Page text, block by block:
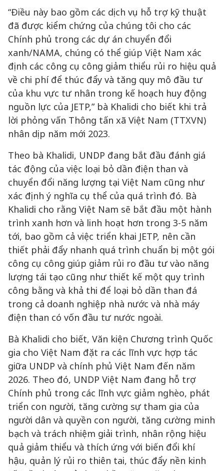
“Điều này bao gồm các dịch vụ hỗ trợ kỹ thuật
đã được kiểm chứng của chúng tôi cho các
Chính phủ trong các dự án chuyển đổi
xanh/NAMA, chúng có thể giúp Việt Nam xác
định các công cụ công giảm thiểu rủi ro hiệu quả
về chi phí để thúc đẩy và tăng quy mô đầu tư
của khu vực tư nhân trong kế hoạch huy động
nguồn lực của JETP,” bà Khalidi cho biết khi trả
lời phỏng vấn Thông tấn xã Việt Nam (TTXVN)
nhân dịp năm mới 2023.
Theo bà Khalidi, UNDP đang bắt đầu đánh giá
tác động của việc loại bỏ dần điện than và
chuyển đổi năng lượng tại Việt Nam cũng như
xác định ý nghĩa cụ thể của quá trình đó. Bà
Khalidi cho rằng Việt Nam sẽ bắt đầu một hành
trình xanh hơn và linh hoạt hơn trong 3-5 năm
tới, bao gồm cả việc triển khai JETP, nên cần
thiết phải đẩy nhanh quá trình chuẩn bị một gói
công cụ công giúp giảm rủi ro đầu tư vào năng
lượng tái tạo cũng như thiết kế một quy trình
công bằng và khả thi để loại bỏ dần than đá
trong cả doanh nghiệp nhà nước và nhà máy
điện than có vốn đầu tư nước ngoài.
Bà Khalidi cho biết, Văn kiện Chương trình Quốc
gia cho Việt Nam đặt ra các lĩnh vực hợp tác
giữa UNDP và chính phủ Việt Nam đến năm
2026. Theo đó, UNDP Việt Nam đang hỗ trợ
Chính phủ trong các lĩnh vực giảm nghèo, phát
triển con người, tăng cường sự tham gia của
người dân và quyền con người, tăng cường minh
bạch và trách nhiệm giải trình, nhân rộng hiệu
quả giảm thiểu và thích ứng với biến đổi khí
hậu, quản lý rủi ro thiên tai, thúc đẩy nền kinh